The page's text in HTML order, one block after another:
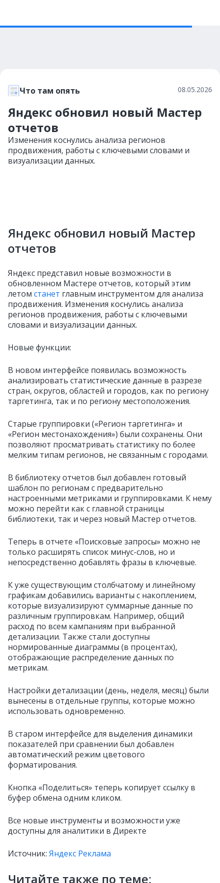
Что там опять 08.05.2026
Яндекс обновил новый Мастер
отчетов
Изменения коснулись анализа регионов
продвижения, работы с ключевыми словами и
визуализации данных.
Яндекс обновил новый Мастер
отчетов
Яндекс представил новые возможности в
обновленном Мастере отчетов, который этим
летом станет главным инструментом для анализа
продвижения. Изменения коснулись анализа
регионов продвижения, работы с ключевыми
словами и визуализации данных.
Новые функции:
В новом интерфейсе появилась возможность
анализировать статистические данные в разрезе
стран, округов, областей и городов, как по региону
таргетинга, так и по региону местоположения.
Старые группировки («Регион таргетинга» и
«Регион местонахождения») были сохранены. Они
позволяют просматривать статистику по более
мелким типам регионов, не связанным с городами.
В библиотеку отчетов был добавлен готовый
шаблон по регионам с предварительно
настроенными метриками и группировками. К нему
можно перейти как с главной страницы
библиотеки, так и через новый Мастер отчетов.
Теперь в отчете «Поисковые запросы» можно не
только расширять список минус-слов, но и
непосредственно добавлять фразы в ключевые.
К уже существующим столбчатому и линейному
графикам добавились варианты с накоплением,
которые визуализируют суммарные данные по
различным группировкам. Например, общий
расход по всем кампаниям при выбранной
детализации. Также стали доступны
нормированные диаграммы (в процентах),
отображающие распределение данных по
метрикам.
Настройки детализации (день, неделя, месяц) были
вынесены в отдельные группы, которые можно
использовать одновременно.
В старом интерфейсе для выделения динамики
показателей при сравнении был добавлен
автоматический режим цветового
форматирования.
Кнопка «Поделиться» теперь копирует ссылку в
буфер обмена одним кликом.
Все новые инструменты и возможности уже
доступны для аналитики в Директе
Источник: Яндекс Реклама
Читайте также по теме: